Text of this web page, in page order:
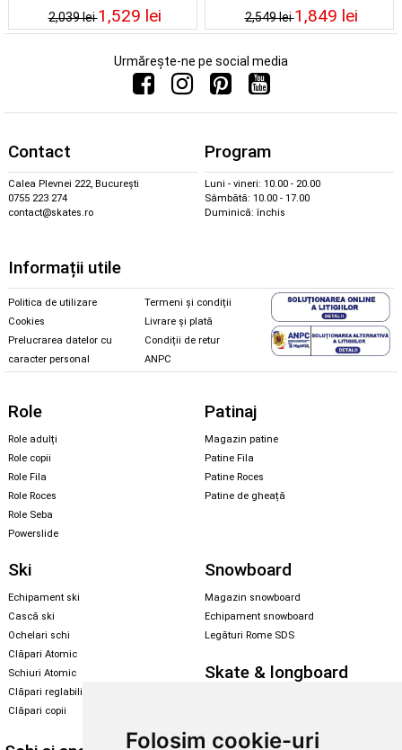
Folosim cookie-uri
2,039 lei1,529 lei 2,549 lei1,849 lei
Urmărește-ne pe social media
Contact
Calea Plevnei 222, București
0755 223 274
contact@skates.ro
Program
Luni - vineri: 10.00 - 20.00
Sâmbătă: 10.00 - 17.00
Duminică: închis
Informații utile
Politica de utilizare
Cookies
Prelucrarea datelor cu
caracter personal
Termeni și condiții
Livrare și plată
Condiții de retur
ANPC
Role
Role adulți
Role copii
Role Fila
Role Roces
Role Seba
Powerslide
Patinaj
Magazin patine
Patine Fila
Patine Roces
Patine de gheață
Ski
Echipament ski
Cască ski
Ochelari schi
Clăpari Atomic
Schiuri Atomic
Clăpari reglabili
Clăpari copii
Snowboard
Magazin snowboard
Echipament snowboard
Legături Rome SDS
Skate & longboard